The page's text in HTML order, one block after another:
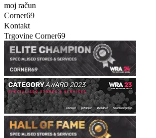
moj račun
Corner69
Kontakt
Trgovine Corner69